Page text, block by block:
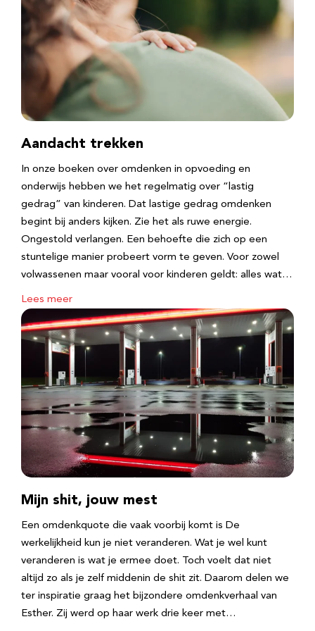
Aandacht trekken
In onze boeken over omdenken in opvoeding en
onderwijs hebben we het regelmatig over “lastig
gedrag” van kinderen. Dat lastige gedrag omdenken
begint bij anders kijken. Zie het als ruwe energie.
Ongestold verlangen. Een behoefte die zich op een
stuntelige manier probeert vorm te geven. Voor zowel
volwassenen maar vooral voor kinderen geldt: alles wat…
Lees meer
Mijn shit, jouw mest
Een omdenkquote die vaak voorbij komt is De
werkelijkheid kun je niet veranderen. Wat je wel kunt
veranderen is wat je ermee doet. Toch voelt dat niet
altijd zo als je zelf middenin de shit zit. Daarom delen we
ter inspiratie graag het bijzondere omdenkverhaal van
Esther. Zij werd op haar werk drie keer met…